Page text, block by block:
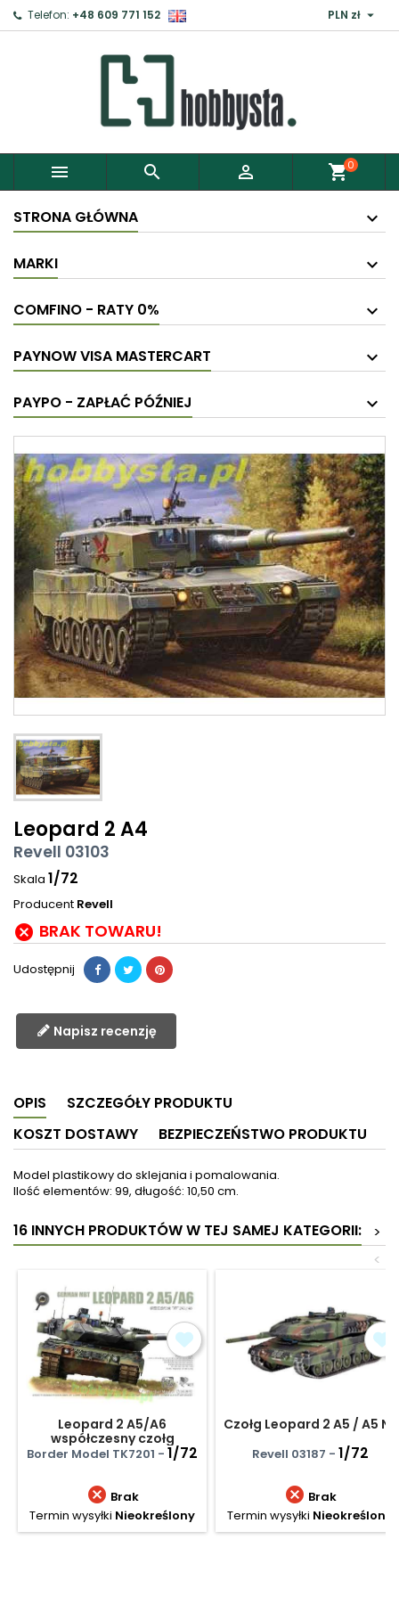
Telefon: +48 609 771 152 PLN zł 
   shopping_cart0
STRONA GŁÓWNA
MARKI
COMFINO - RATY 0%
PAYNOW VISA MASTERCART
PAYPO - ZAPŁAĆ PÓŹNIEJ
Leopard 2 A4
Revell 03103
Skala 1/72
Producent Revell
 BRAK TOWARU!
Udostępnij
Napisz recenzję
OPIS
SZCZEGÓŁY PRODUKTU
KOSZT DOSTAWY
BEZPIECZEŃSTWO PRODUKTU
Model plastikowy do sklejania i pomalowania.
Ilość elementów: 99, długość: 10,50 cm.
16 INNYCH PRODUKTÓW W TEJ SAMEJ KATEGORII:
>
<
Leopard 2 A5/A6
współczesny czołg
niemiecki
Border Model TK7201 - 1/72
 Brak
Termin wysyłki Nieokreślony
Czołg Leopard 2 A5 / A5 NL
Revell 03187 - 1/72
 Brak
Termin wysyłki Nieokreślony